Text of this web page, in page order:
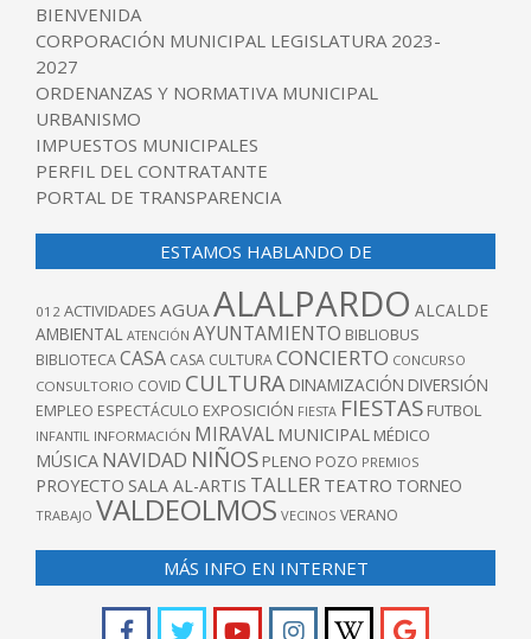
BIENVENIDA
CORPORACIÓN MUNICIPAL LEGISLATURA 2023-
2027
ORDENANZAS Y NORMATIVA MUNICIPAL
URBANISMO
IMPUESTOS MUNICIPALES
PERFIL DEL CONTRATANTE
PORTAL DE TRANSPARENCIA
ESTAMOS HABLANDO DE
012 ACTIVIDADES AGUA ALALPARDO ALCALDE
AMBIENTAL ATENCIÓN AYUNTAMIENTO BIBLIOBUS
BIBLIOTECACASA CASA CULTURACONCIERTO CONCURSO
CONSULTORIO COVID CULTURA DINAMIZACIÓN DIVERSIÓN
EMPLEO ESPECTÁCULO EXPOSICIÓN FIESTA FIESTAS FUTBOL
INFANTIL INFORMACIÓN MIRAVAL MUNICIPAL MÉDICO
MÚSICA NAVIDAD NIÑOS PLENO POZO PREMIOS
PROYECTO SALA AL-ARTIS TALLER TEATRO TORNEO
TRABAJO VALDEOLMOS VECINOS VERANO
MÁS INFO EN INTERNET